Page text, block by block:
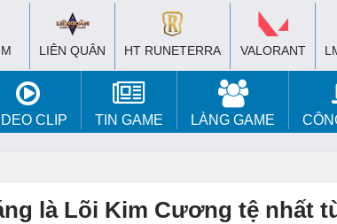
LIÊN QUÂN HT RUNETERRA VALORANT
CLIP TIN GAME LÀNG GAME
là Lõi Kim Cương tệ nhất